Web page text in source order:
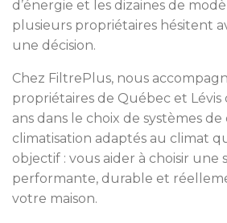
d’énergie et les dizaines de
plusieurs propriétaires hésitent
une décision.
Chez FiltrePlus, nous
propriétaires de Québec et Lévis
ans dans le choix de systèmes
climatisation adaptés au climat
objectif : vous aider à choisir une
performante, durable et
votre maison.